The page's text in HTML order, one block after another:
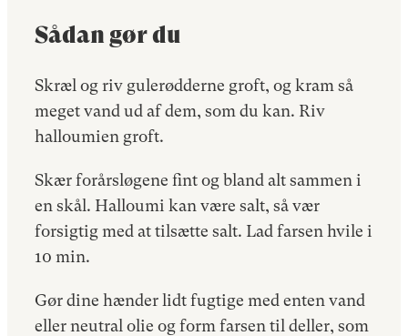
Sådan gør du
Skræl og riv gulerødderne groft, og kram så
meget vand ud af dem, som du kan. Riv
halloumien groft.
Skær forårsløgene fint og bland alt sammen i
en skål. Halloumi kan være salt, så vær
forsigtig med at tilsætte salt. Lad farsen hvile i
10 min.
Gør dine hænder lidt fugtige med enten vand
eller neutral olie og form farsen til deller, som